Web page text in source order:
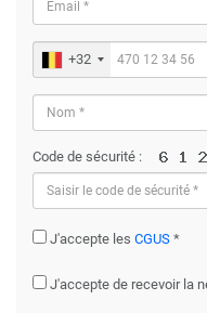
+32
Code de sécurité :
J'accepte les CGUS *
J'accepte de recevoir la